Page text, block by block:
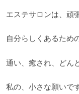
エステサロンは、頑
自分らしくあるため
通い、癒され、どん
私の、小さな願いです